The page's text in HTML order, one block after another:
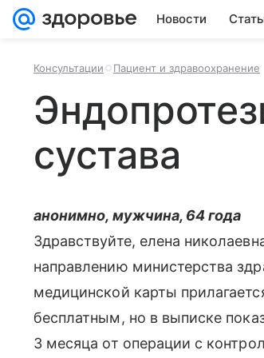
Новости
Консультации Пациент и здравоохранение
сустава
анонимно, мужчина, 64 года
Здравствуйте, елена
направлению министерства
медицинской карты
бесплатным, но в выписке
3 месяца от операции с